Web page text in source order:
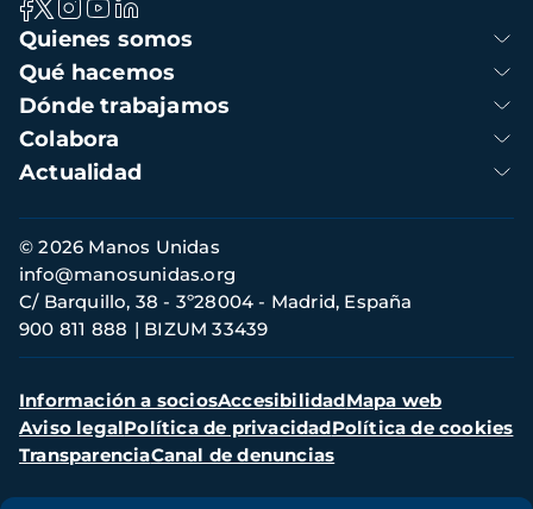
Navegación
principal
Quienes somos
Qué hacemos
Dónde trabajamos
Colabora
Actualidad
Información
de
contacto
© 2026 Manos Unidas
C/ Barquillo, 38 - 3º28004 - Madrid, España
900 811 888
BIZUM 33439
info@manosunidas.org
Menú
secundario
Información a sociosAccesibilidadMapa web
Aviso legalPolítica de privacidadPolítica de cookies
TransparenciaCanal de denuncias